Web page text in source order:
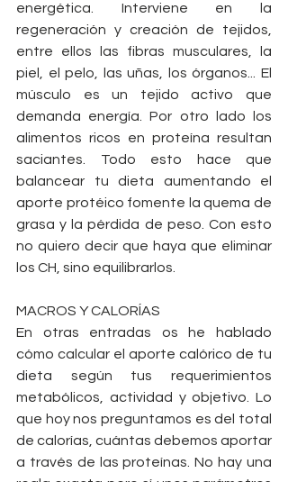
energética. Interviene en la
regeneración y creación de tejidos,
entre ellos las fibras musculares, la
piel, el pelo, las uñas, los órganos... El
músculo es un tejido activo que
demanda energía. Por otro lado los
alimentos ricos en proteína resultan
saciantes. Todo esto hace que
balancear tu dieta aumentando el
aporte protéico fomente la quema de
grasa y la pérdida de peso. Con esto
no quiero decir que haya que eliminar
los CH, sino equilibrarlos.
MACROS Y CALORÍAS
En otras entradas os he hablado
cómo calcular el aporte calórico de tu
dieta según tus requerimientos
metabólicos, actividad y objetivo. Lo
que hoy nos preguntamos es del total
de calorías, cuántas debemos aportar
a través de las proteínas. No hay una